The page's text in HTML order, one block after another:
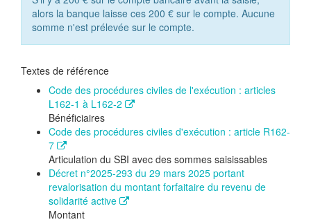
alors la banque laisse ces 200 € sur le compte. Aucune
somme n'est prélevée sur le compte.
Textes de référence
Code des procédures civiles de l'exécution : articles
L162-1 à L162-2
Bénéficiaires
Code des procédures civiles d'exécution : article R162-
7
Articulation du SBI avec des sommes saisissables
Décret n°2025-293 du 29 mars 2025 portant
revalorisation du montant forfaitaire du revenu de
solidarité active
Montant